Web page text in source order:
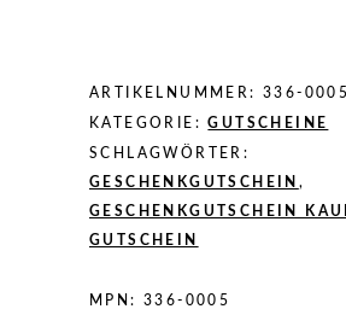
ARTIKELNUMMER: 336-0005
KATEGORIE:GUTSCHEINE
SCHLAGWÖRTER:
GESCHENKGUTSCHEIN ,
GESCHENKGUTSCHEIN
GUTSCHEIN
MPN: 336-0005